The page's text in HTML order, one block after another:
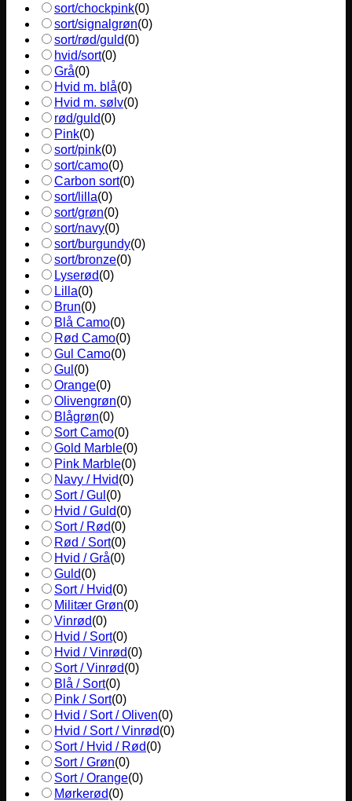
sort/chockpink(0)
sort/signalgrøn(0)
sort/rød/guld(0)
hvid/sort(0)
Grå(0)
Hvid m. blå(0)
Hvid m. sølv(0)
rød/guld(0)
Pink(0)
sort/pink(0)
sort/camo(0)
Carbon sort(0)
sort/lilla(0)
sort/grøn(0)
sort/navy(0)
sort/burgundy(0)
sort/bronze(0)
Lyserød(0)
Lilla(0)
Brun(0)
Blå Camo(0)
Rød Camo(0)
Gul Camo(0)
Gul (0)
Orange(0)
Olivengrøn(0)
Blågrøn(0)
Sort Camo(0)
Gold Marble(0)
Pink Marble(0)
Navy / Hvid(0)
Sort / Gul (0)
Hvid / Guld(0)
Sort / Rød(0)
Rød / Sort(0)
Hvid / Grå(0)
Guld(0)
Sort / Hvid(0)
Militær Grøn(0)
Vinrød(0)
Hvid / Sort(0)
Hvid / Vinrød(0)
Sort / Vinrød(0)
Blå / Sort(0)
Pink / Sort(0)
Hvid / Sort / Oliven(0)
Hvid / Sort / Vinrød(0)
Sort / Hvid / Rød(0)
Sort / Grøn(0)
Sort / Orange(0)
Mørkerød(0)